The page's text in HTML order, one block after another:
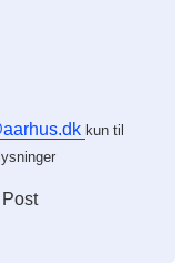
kun til